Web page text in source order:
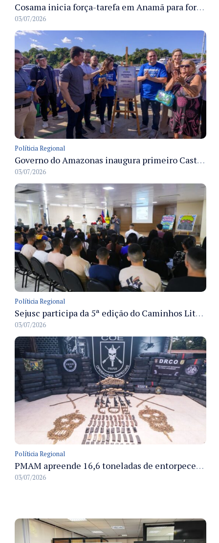
Cosama inicia força-tarefa em Anamã para fortalecer abastecimento de água e segurança hídrica da população
03/07/2026
Políticia Regional
Governo do Amazonas inaugura primeiro Castramóvel Fluvial para atendimento veterinário às comunidades ribeirinhas e castração gratuita
03/07/2026
Políticia Regional
Sejusc participa da 5ª edição do Caminhos Literários com foco na cultura hip-hop nas unidades socioeducativas
03/07/2026
Políticia Regional
PMAM apreende 16,6 toneladas de entorpecentes e registra aumento nas prisões em flagrante e nas capturas de foragidos no primeiro semestre de 2026
03/07/2026